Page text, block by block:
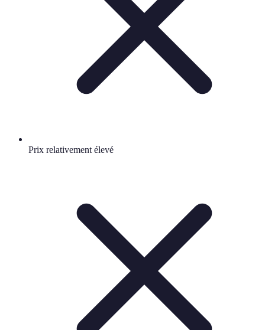
Prix relativement élevé